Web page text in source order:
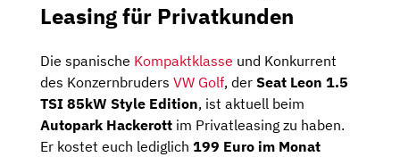
Leasing für Privatkunden
Die spanische Kompaktklasse und Konkurrent
des Konzernbruders VW Golf, der Seat Leon 1.5
TSI 85kW Style Edition, ist aktuell beim
Autopark Hackerott im Privatleasing zu haben.
Er kostet euch lediglich 199 Euro im Monat